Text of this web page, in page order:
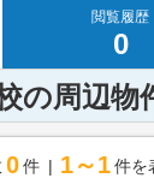
閲覧履歴
0
の周辺物
0 件 1～1 件を